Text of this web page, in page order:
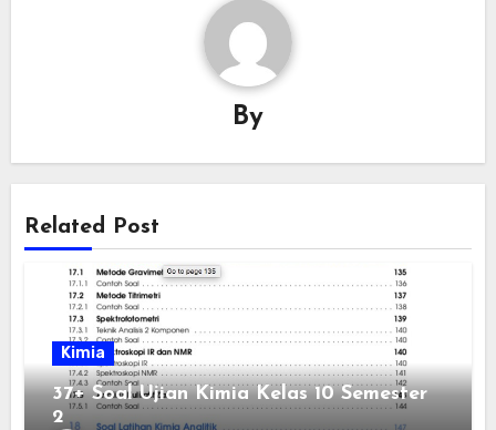
By
Related Post
Kimia
37+ Soal Ujian Kimia Kelas 10 Semester
2